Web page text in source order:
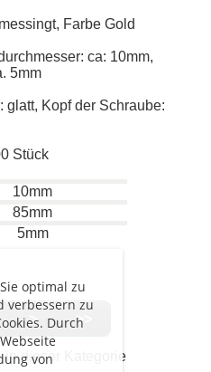
optimal zu
verbessern zu
Durch
von
Farbe Gold
ca: 10mm,
5mm
glatt, Kopf der Schraube:
Stück
10mm
85mm
5mm
> >>
in dieser Kategorie